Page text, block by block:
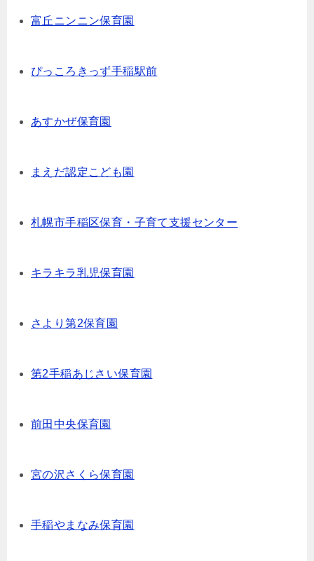
富丘ニンニン保育園
ぴっころきっず手稲駅前
あすかぜ保育園
まえだ認定こども園
札幌市手稲区保育・子育て支援センター
キラキラ乳児保育園
さより第2保育園
第2手稲あじさい保育園
前田中央保育園
宮の沢さくら保育園
手稲やまなみ保育園